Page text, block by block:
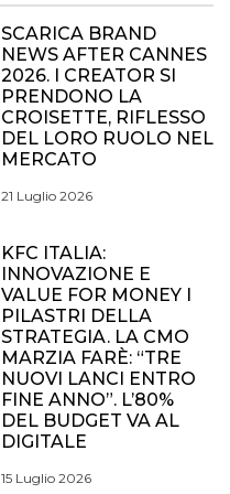
SCARICA BRAND
NEWS AFTER CANNES
2026. I CREATOR SI
PRENDONO LA
CROISETTE, RIFLESSO
DEL LORO RUOLO NEL
MERCATO
21 Luglio 2026
KFC ITALIA:
INNOVAZIONE E
VALUE FOR MONEY I
PILASTRI DELLA
STRATEGIA. LA CMO
MARZIA FARÈ: “TRE
NUOVI LANCI ENTRO
FINE ANNO”. L’80%
DEL BUDGET VA AL
DIGITALE
15 Luglio 2026